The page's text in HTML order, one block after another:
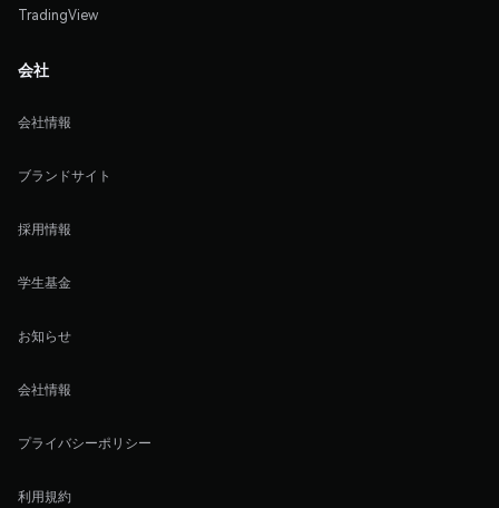
TradingView
会社
会社情報
ブランドサイト
採用情報
学生基金
お知らせ
会社情報
プライバシーポリシー
利用規約